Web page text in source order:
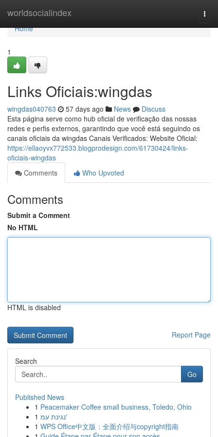
worldsocialindex
Home
Home
1
Links Oficiais:wingdas
wingdas040763 57 days ago News
Discuss
Esta página serve como hub oficial de verificação das nossas
redes e perfis externos, garantindo que você está seguindo os
canais oficiais da wingdas Canais Verificados: Website Oficial:
https://ellaoyvx772533.blogprodesign.com/61730424/links-
oficiais-wingdas
Comments
Who Upvoted
Comments
Submit a Comment
No HTML
HTML is disabled
Report Page
Search
Go
Published News
1 Peacemaker Coffee small business, Toledo, Ohio
1
נגינת עמ'
1 WPS Office中文版：全面介绍与copyright指南